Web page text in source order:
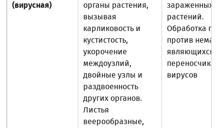
(вирусная)
органы растения,
вызывая
карликовость и
кустистость,
укорочение
междоузлий,
двойные узлы и
раздвоенность
других органов.
Листья
веерообразные,
зараженных
растений.
Обработка
против
являющихся
вирусов